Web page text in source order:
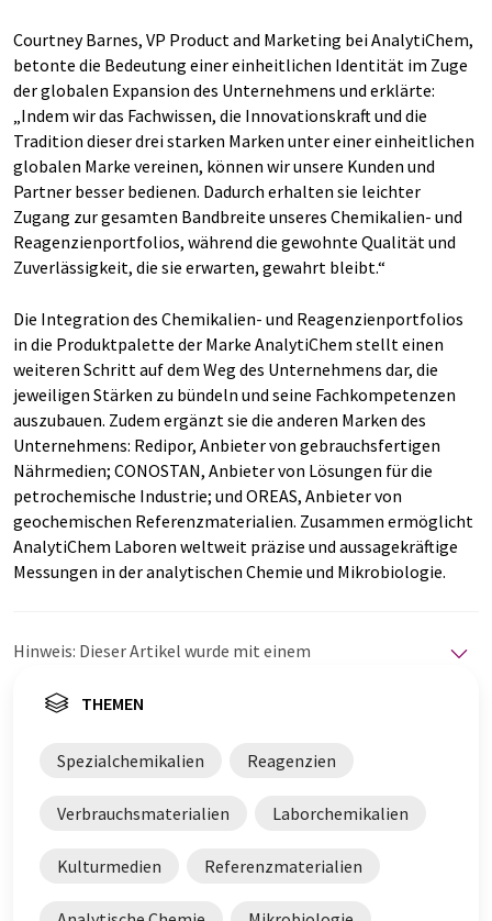
Courtney Barnes, VP Product and Marketing bei AnalytiChem,
betonte die Bedeutung einer einheitlichen Identität im Zuge
der globalen Expansion des Unternehmens und erklärte:
„Indem wir das Fachwissen, die Innovationskraft und die
Tradition dieser drei starken Marken unter einer einheitlichen
globalen Marke vereinen, können wir unsere Kunden und
Partner besser bedienen. Dadurch erhalten sie leichter
Zugang zur gesamten Bandbreite unseres Chemikalien- und
Reagenzienportfolios, während die gewohnte Qualität und
Zuverlässigkeit, die sie erwarten, gewahrt bleibt.“
Die Integration des Chemikalien- und Reagenzienportfolios
in die Produktpalette der Marke AnalytiChem stellt einen
weiteren Schritt auf dem Weg des Unternehmens dar, die
jeweiligen Stärken zu bündeln und seine Fachkompetenzen
auszubauen. Zudem ergänzt sie die anderen Marken des
Unternehmens: Redipor, Anbieter von gebrauchsfertigen
Nährmedien; CONOSTAN, Anbieter von Lösungen für die
petrochemische Industrie; und OREAS, Anbieter von
geochemischen Referenzmaterialien. Zusammen ermöglicht
AnalytiChem Laboren weltweit präzise und aussagekräftige
Messungen in der analytischen Chemie und Mikrobiologie.
Hinweis: Dieser Artikel wurde mit einem
LUMITOS bietet diese automatischen Übersetzungen
Nachrichten zu präsentieren. Da dieser Artikel mit
automatischer Übersetzung übersetzt wurde, ist es
möglich, dass er Fehler im Vokabular, in der Syntax oder
THEMEN
Spezialchemikalien Reagenzien
Verbrauchsmaterialien Laborchemikalien
Kulturmedien Referenzmaterialien